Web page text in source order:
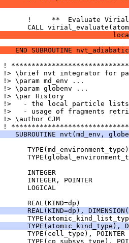
!     **  Evaluate Virial
CALL
END SUBROUTINE nvt_adiabatic
!
!> \brief nvt integrator for
\param md_env ...
\param globenv ...
!> \par History
!>   - the local particle
!>   - usage of fragments
!> \author CJM
!
SUBROUTINE nvt(md_env,
INTEGER
INTEGER, POINTER
LOGICAL
REAL(KIND=dp)
REAL(KIND=dp),
TYPE(atomic_kind_type),
TYPE(cell_type),
TYPE(cp_subsys_type),